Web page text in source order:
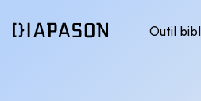
Outil